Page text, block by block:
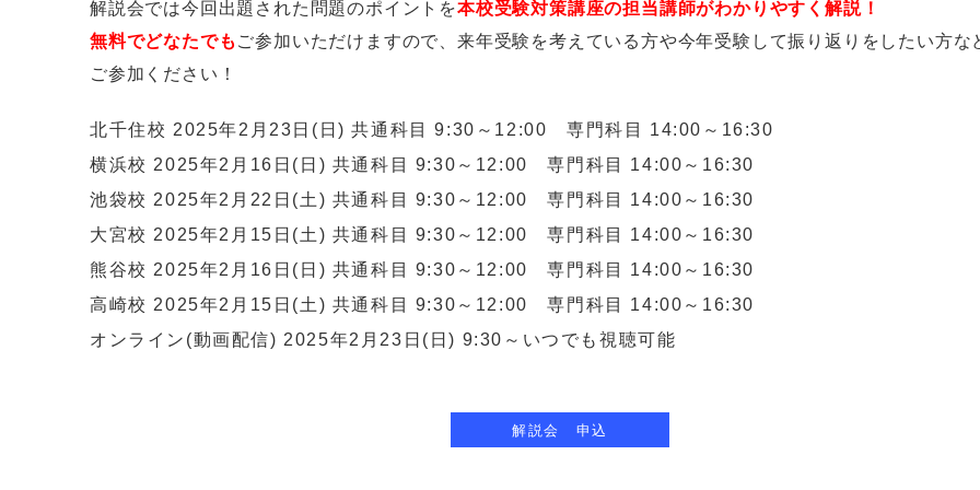
解説会では今回出題された問題のポイントを本校受験対策講座の担当講師がわかりやすく解説！
無料でどなたでも ご参加いただけますので、来年受験を考えている方や今年受験して振り返りをしたい方な
ご参加ください！
北千住校 2025年2月23日(日) 共通科目 9:30～12:00 専門科目 14:00～16:30
横浜校 2025年2月16日(日) 共通科目 9:30～12:00 専門科目 14:00～16:30
池袋校 2025年2月22日(土) 共通科目 9:30～12:00 専門科目 14:00～16:30
大宮校 2025年2月15日(土) 共通科目 9:30～12:00 専門科目 14:00～16:30
熊谷校 2025年2月16日(日) 共通科目 9:30～12:00 専門科目 14:00～16:30
高崎校 2025年2月15日(土) 共通科目 9:30～12:00 専門科目 14:00～16:30
オンライン(動画配信) 2025年2月23日(日) 9:30～いつでも視聴可能
解説会 申込